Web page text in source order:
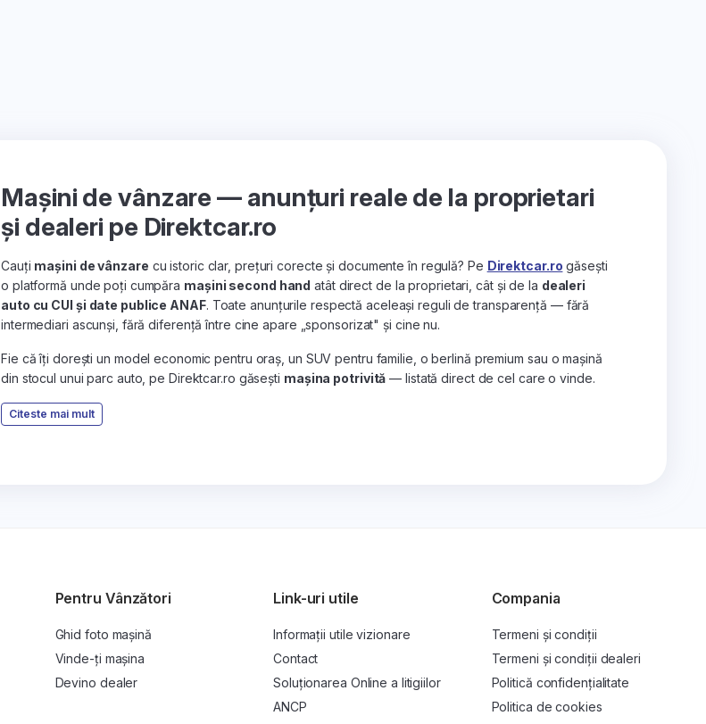
Mașini de vânzare — anunțuri reale de la proprietari
și dealeri pe Direktcar.ro
Cauți mașini de vânzare cu istoric clar, prețuri corecte și documente în regulă? Pe Direktcar.ro găsești
o platformă unde poți cumpăra mașini second hand atât direct de la proprietari, cât și de la dealeri
auto cu CUI și date publice ANAF. Toate anunțurile respectă aceleași reguli de transparență — fără
intermediari ascunși, fără diferență între cine apare „sponsorizat" și cine nu.
Fie că îți dorești un model economic pentru oraș, un SUV pentru familie, o berlină premium sau o mașină
din stocul unui parc auto, pe Direktcar.ro găsești mașina potrivită — listată direct de cel care o vinde.
Citeste mai mult
Pentru Vânzători
Ghid foto mașină
Vinde-ți mașina
Devino dealer
Link-uri utile
Informații utile vizionare
Contact
Soluționarea Online a litigiilor
ANCP
Compania
Termeni și condiții
Termeni și condiții dealeri
Politică confidențialitate
Politica de cookies